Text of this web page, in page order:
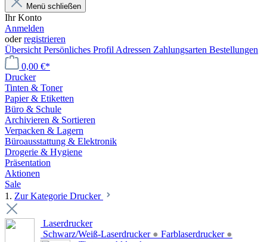
Menü schließen
Ihr Konto
Anmelden
oderregistrieren
Übersicht Persönliches Profil Adressen Zahlungsarten Bestellungen
0,00 €*
Drucker
Tinten & Toner
Papier & Etiketten
Büro & Schule
Archivieren & Sortieren
Verpacken & Lagern
Büroausstattung & Elektronik
Drogerie & Hygiene
Präsentation
Aktionen
Sale
1. Zur Kategorie Drucker
Laserdrucker
Schwarz/Weiß-Laserdrucker ● Farblaserdrucker ●